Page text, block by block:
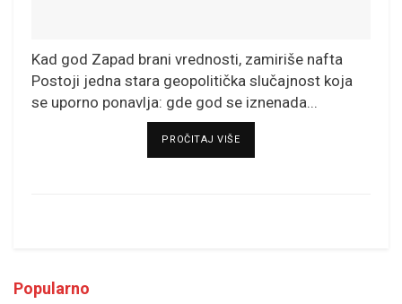
Kad god Zapad brani vrednosti, zamiriše nafta
Postoji jedna stara geopolitička slučajnost koja
se uporno ponavlja: gde god se iznenada...
PROČITAJ VIŠEDETAILS
Popularno